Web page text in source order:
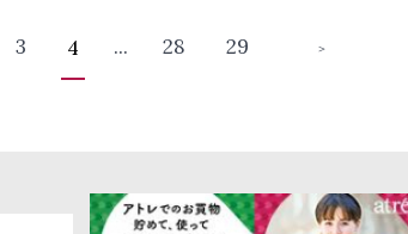
3 4 ... 28 29 ＞